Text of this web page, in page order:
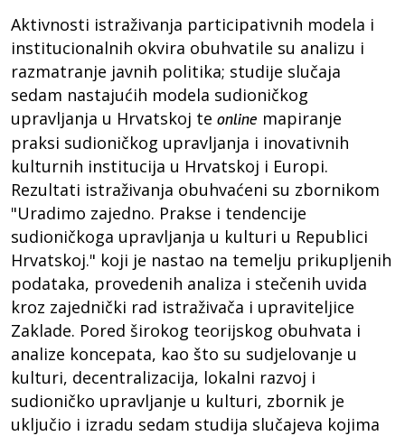
Aktivnosti istraživanja participativnih modela i
institucionalnih okvira obuhvatile su analizu i
razmatranje javnih politika; studije slučaja
sedam nastajućih modela sudioničkog
upravljanja u Hrvatskoj teonline mapiranje
praksi sudioničkog upravljanja i inovativnih
kulturnih institucija u Hrvatskoj i Europi.
Rezultati istraživanja obuhvaćeni su zbornikom
"Uradimo zajedno. Prakse i tendencije
sudioničkoga upravljanja u kulturi u Republici
Hrvatskoj." koji je nastao na temelju prikupljenih
podataka, provedenih analiza i stečenih uvida
kroz zajednički rad istraživača i upraviteljice
Zaklade. Pored širokog teorijskog obuhvata i
analize koncepata, kao što su sudjelovanje u
kulturi, decentralizacija, lokalni razvoj i
sudioničko upravljanje u kulturi, zbornik je
uključio i izradu sedam studija slučajeva kojima